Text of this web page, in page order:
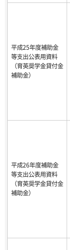
平成25年度補助金
等支出公表用資料
（育英奨学金貸付金
補助金）
平成26年度補助金
等支出公表用資料
（育英奨学金貸付金
補助金）